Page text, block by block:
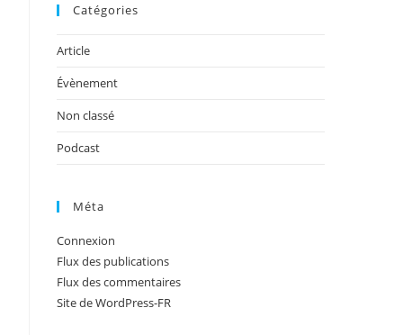
Catégories
Article
Évènement
Non classé
Podcast
Méta
Connexion
Flux des publications
Flux des commentaires
Site de WordPress-FR